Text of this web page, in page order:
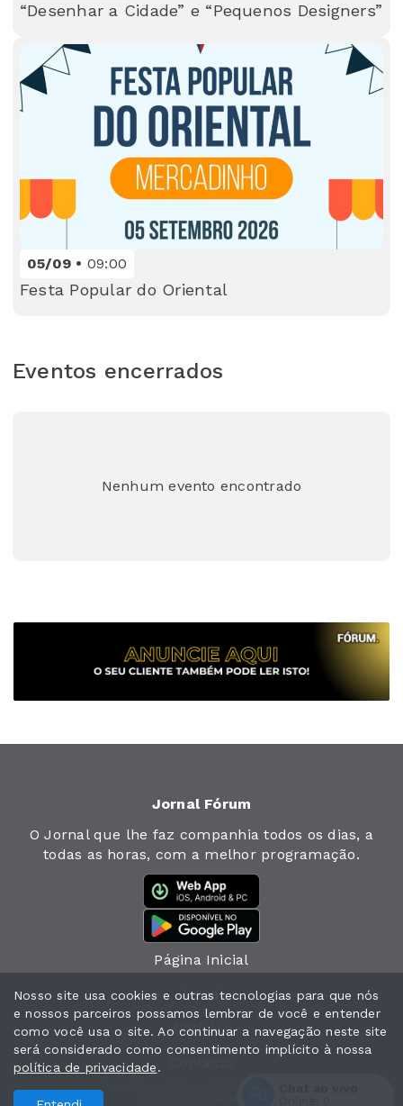
“Desenhar a Cidade” e “Pequenos Designers”
05/09 09:00
Festa Popular do Oriental
Eventos encerrados
Nenhum evento encontrado
Jornal Fórum
O Jornal que lhe faz companhia todos os dias, a
todas as horas, com a melhor programação.
Página Inicial
Jornal
Notícias
Nosso site usa cookies e outras tecnologias para que nós
e nossos parceiros possamos lembrar de você e entender
como você usa o site. Ao continuar a navegação neste site
será considerado como consentimento implícito à nossa
política de privacidade.